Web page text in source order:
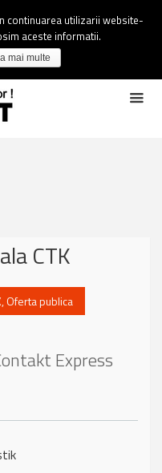
CTK
,Oferta publica
Express
continuarea utilizarii website-
aceste informatii.
mai multe